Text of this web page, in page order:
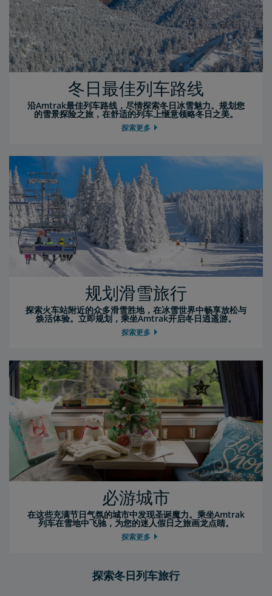
冬日最佳列车路线
沿Amtrak最佳列车路线，尽情探索冬日冰雪魅力。规划您
的雪景探险之旅，在舒适的列车上惬意领略冬日之美。
探索更多
规划滑雪旅行
探索火车站附近的众多滑雪胜地，在冰雪世界中畅享放松与
焕活体验。立即规划，乘坐Amtrak开启冬日逍遥游。
探索更多
必游城市
在这些充满节日气氛的城市中发现圣诞魔力。乘坐Amtrak
列车在雪地中飞驰，为您的迷人假日之旅画龙点睛。
探索更多
探索冬日列车旅行